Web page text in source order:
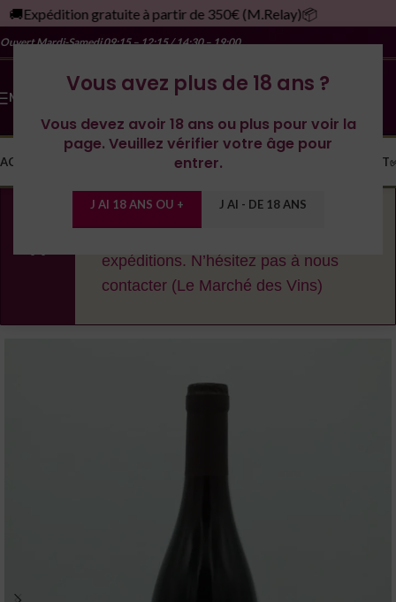
Vous avez plus de 18 ans ?
Vous devez avoir 18 ans ou plus pour voir la
page. Veuillez vérifier votre âge pour
entrer.
J AI 18 ANS OU + J AI - DE 18 ANS
gratuite à partir de 350€ (M.Relay)📦
Ouvert Mardi-Samedi09:15 – 12:15 / 14:30 – 19:00
MENU
ACCUEIL LES DOMAINESYONNE CONTACT
En cas de fortes chaleurs, nous nous
expéditions. N’hésitez pas à nous
contacter (Le Marché des Vins)